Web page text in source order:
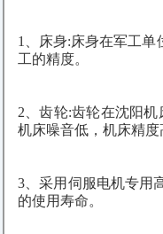
1、床身:床身在军工
工的精度。
2、齿轮:齿轮在沈阳
机床噪音低，机床精度
3、采用伺服电机专用
的使用寿命。